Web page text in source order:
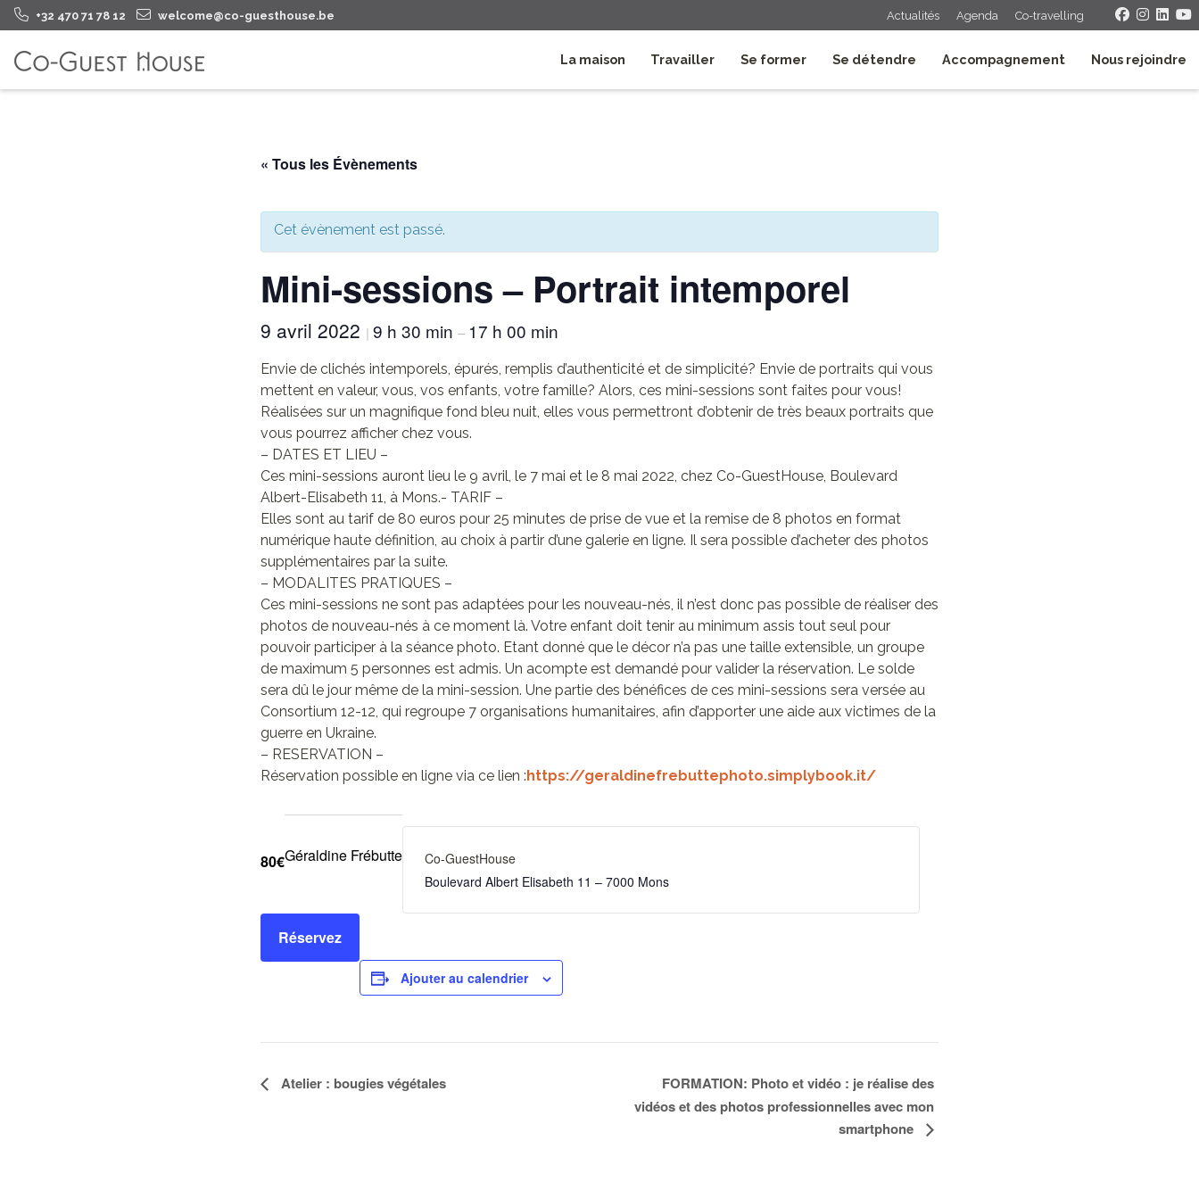
+32 470 71 78 12 welcome@co-guesthouse.be Actualités Agenda Co-travelling
La maison Travailler Se former Se détendre Accompagnement Nous rejoindre
« Tous les Évènements
Cet évènement est passé.
Mini-sessions – Portrait intemporel
9 avril 2022 | 9 h 30 min – 17 h 00 min
Envie de clichés intemporels, épurés, remplis d’authenticité et de simplicité? Envie de portraits qui vous
mettent en valeur, vous, vos enfants, votre famille? Alors, ces mini-sessions sont faites pour vous!
Réalisées sur un magnifique fond bleu nuit, elles vous permettront d’obtenir de très beaux portraits que
vous pourrez afficher chez vous.
– DATES ET LIEU –
Ces mini-sessions auront lieu le 9 avril, le 7 mai et le 8 mai 2022, chez Co-GuestHouse, Boulevard
Albert-Elisabeth 11, à Mons.- TARIF –
Elles sont au tarif de 80 euros pour 25 minutes de prise de vue et la remise de 8 photos en format
numérique haute définition, au choix à partir d’une galerie en ligne. Il sera possible d’acheter des photos
supplémentaires par la suite.
– MODALITES PRATIQUES –
Ces mini-sessions ne sont pas adaptées pour les nouveau-nés, il n’est donc pas possible de réaliser des
photos de nouveau-nés à ce moment là. Votre enfant doit tenir au minimum assis tout seul pour
pouvoir participer à la séance photo. Etant donné que le décor n’a pas une taille extensible, un groupe
de maximum 5 personnes est admis. Un acompte est demandé pour valider la réservation. Le solde
sera dû le jour même de la mini-session. Une partie des bénéfices de ces mini-sessions sera versée au
Consortium 12-12, qui regroupe 7 organisations humanitaires, afin d’apporter une aide aux victimes de la
guerre en Ukraine.
– RESERVATION –
Réservation possible en ligne via ce lien :https://geraldinefrebuttephoto.simplybook.it/
80€Géraldine Frébutte
Co-GuestHouse
Boulevard Albert Elisabeth 11 – 7000 Mons
Réservez
Ajouter au calendrier
Navigation
Atelier : bougies végétales
FORMATION: Photo et vidéo : je réalise des
vidéos et des photos professionnelles avec mon
smartphone